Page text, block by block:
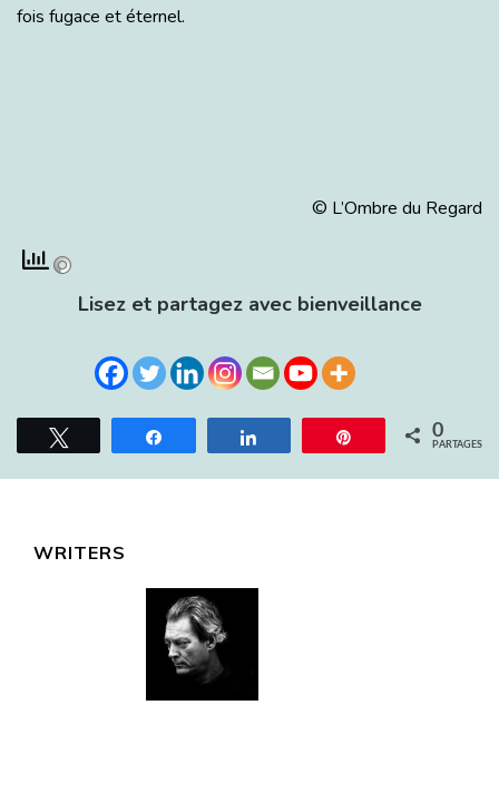
fois fugace et éternel.
© L’Ombre du Regard
Lisez et partagez avec bienveillance
Épingle 0
PARTAGES
WRITERS